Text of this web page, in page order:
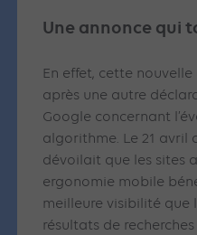
Une annonce qui
En effet, cette
après une autre
Google concernant
algorithme. Le 21 avril
dévoilait que les sites
ergonomie mobile
meilleure visibilité que
résultats de